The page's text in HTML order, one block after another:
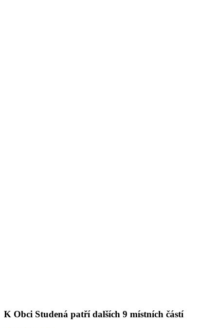
K Obci Studená patří dalších 9 místních částí